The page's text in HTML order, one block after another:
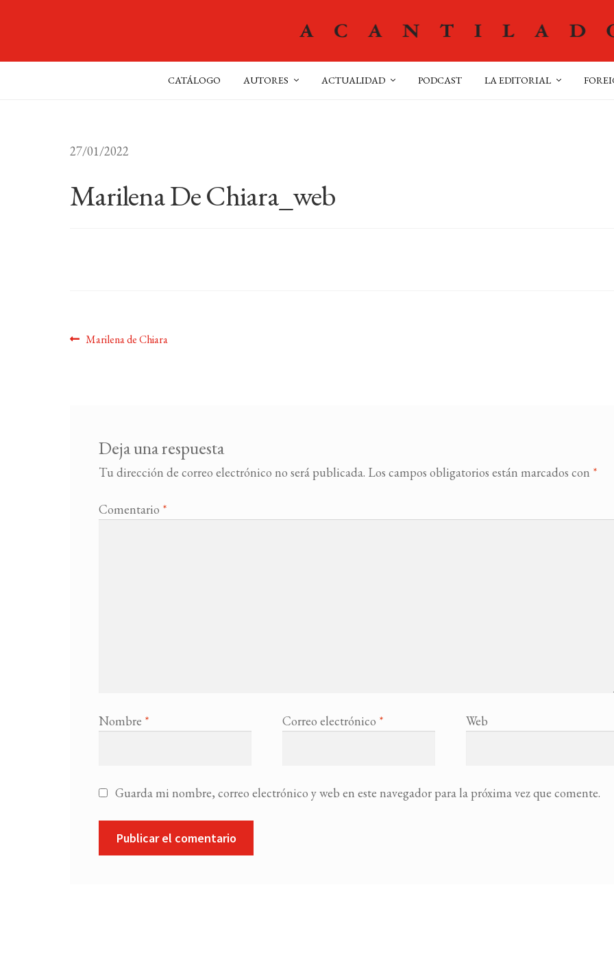
CATÁLOGO AUTORES ACTUALIDAD PODCAST LA EDITORIAL
27/01/2022
Marilena De Chiara_web
Navegación
Anterior:
Marilena de Chiara
Deja una respuesta
Tu dirección de correo electrónico no será publicada. Los campos obligatorios están marcados con *
Comentario *
Nombre * Correo electrónico * Web
Guarda mi nombre, correo electrónico y web en este navegador para la próxima vez que comente.